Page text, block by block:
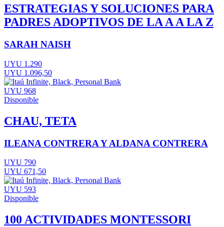
ESTRATEGIAS Y SOLUCIONES PARA
PADRES ADOPTIVOS DE LA A A LA Z
SARAH NAISH
UYU 1.290
UYU 1.096,50
UYU 968
Disponible
CHAU, TETA
ILEANA CONTRERA Y ALDANA CONTRERA
UYU 790
UYU 671,50
UYU 593
Disponible
100 ACTIVIDADES MONTESSORI